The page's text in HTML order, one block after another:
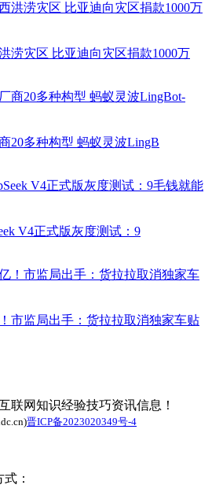
涝灾区 比亚迪向灾区捐款1000万
20多种构型 蚂蚁灵波LingB
V4正式版灰度测试：9
市监局出手：货拉拉取消独家车贴
联网知识经验技巧资讯信息！
晋ICP备2023020349号-4
：